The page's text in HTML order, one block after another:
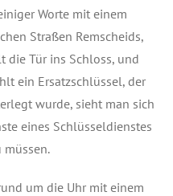
Worte mit einem
Straßen Remscheids,
die Tür ins Schloss, und
ein Ersatzschlüssel, der
wurde, sieht man sich
eines Schlüsseldienstes
müssen.
um die Uhr mit einem